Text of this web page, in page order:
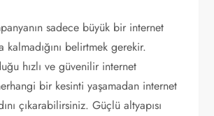
sadece büyük bir internet
kalmadığını belirtmek gerekir.
hızlı ve güvenilir internet
bir kesinti yaşamadan internet
çıkarabilirsiniz. Güçlü altyapısı